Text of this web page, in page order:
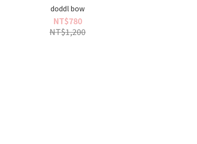
doddl bow
NT$780
NT$1,200